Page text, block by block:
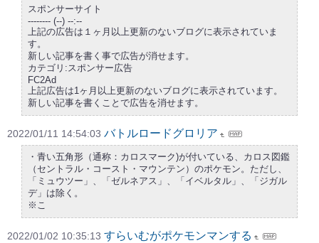
スポンサーサイト
-------- (--) --:--
上記の広告は１ヶ月以上更新のないブログに表示されていま
す。
新しい記事を書く事で広告が消せます。
カテゴリ:スポンサー広告
FC2Ad
上記広告は1ヶ月以上更新のないブログに表示されています。
新しい記事を書くことで広告を消せます。
2022/01/11 14:54:03 バトルロードグロリア
・青い五角形（通称：カロスマーク)が付いている、カロス図鑑
（セントラル・コースト・マウンテン）のポケモン。ただし、
「ミュウツー」、「ゼルネアス」、「イベルタル」、「ジガル
デ」は除く。
※こ
2022/01/02 10:35:13 すらいむがポケモンマンする